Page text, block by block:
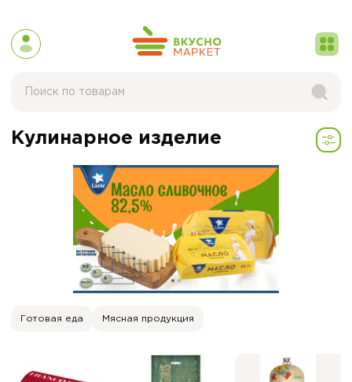
Кулинарное изделие
Готовая еда Мясная продукция